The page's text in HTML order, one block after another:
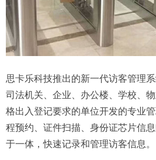
思卡乐科技推出的新一代访客管理
司法机关、企业、办公楼、学校、
格出入登记要求的单位开发的专业
程预约、证件扫描、身份证芯片信息
于一体，快速记录和管理访客信息。